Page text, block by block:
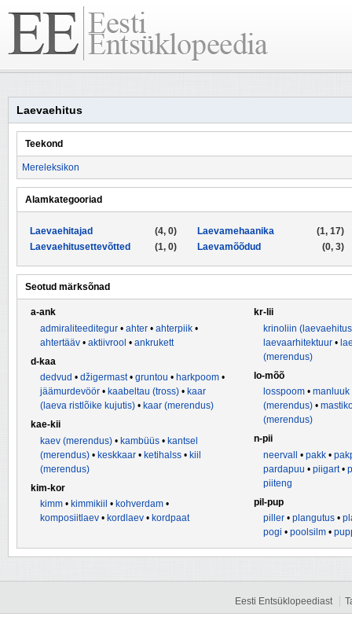
Laevaehitus
Teekond
Mereleksikon
Alamkategooriad
(4, 0)
Laevaehitajad
(1, 0)
Laevaehitusettevõtted
(1, 17)
Laevamehaanika
(0, 3)
Laevamõõdud
Seotud märksõnad
a-ank
admiraliteeditegur • ahter • ahterpiik •
ahtertääv • aktiivrool • ankrukett
d-kaa
dedvud • džigermast• gruntou • harkpoom •
jäämurdevöör • kaabeltau (tross) • kaar
(laeva ristlõike kujutis) • kaar (merendus)
kae-kii
kaev (merendus) • kambüüs • kantsel
(merendus) • keskkaar • ketihalss • kiil
(merendus)
kim-kor
kimm • kimmikiil • kohverdam •
komposiitlaev • kordlaev • kordpaat
kr-lii
krinoliin
laevaarhitektuur •
(merendus)
lo-mõõ
losspoom • manluuk
(merendus) •
(merendus)
n-pii
neervall • pakk •
pardapuu • piigart•
piiteng
pil-pup
piller • plangutus •
pogi • poolsilm •
Eesti Entsüklopeediast